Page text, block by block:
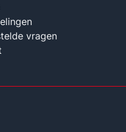
vragen